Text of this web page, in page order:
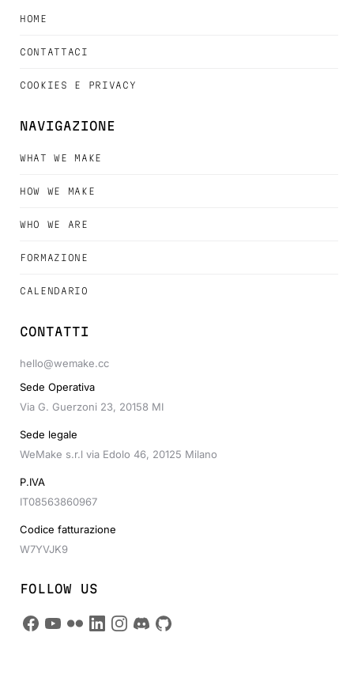
HOME
CONTATTACI
COOKIES E PRIVACY
NAVIGAZIONE
WHAT WE MAKE
HOW WE MAKE
WHO WE ARE
FORMAZIONE
CALENDARIO
CONTATTI
hello@wemake.cc
Sede Operativa
Via G. Guerzoni 23, 20158 MI
Sede legale
WeMake s.r.l via Edolo 46, 20125 Milano
P.IVA
IT08563860967
Codice fatturazione
W7YVJK9
FOLLOW US